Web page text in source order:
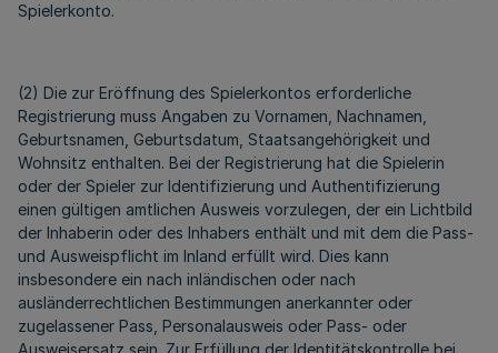
Spielerkonto.
(2) Die zur Eröffnung des Spielerkontos erforderliche
Registrierung muss Angaben zu Vornamen, Nachnamen,
Geburtsnamen, Geburtsdatum, Staatsangehörigkeit und
Wohnsitz enthalten. Bei der Registrierung hat die Spielerin
oder der Spieler zur Identifizierung und Authentifizierung
einen gültigen amtlichen Ausweis vorzulegen, der ein Lichtbild
der Inhaberin oder des Inhabers enthält und mit dem die Pass-
und Ausweispflicht im Inland erfüllt wird. Dies kann
insbesondere ein nach inländischen oder nach
ausländerrechtlichen Bestimmungen anerkannter oder
zugelassener Pass, Personalausweis oder Pass- oder
Ausweisersatz sein. Zur Erfüllung der Identitätskontrolle bei